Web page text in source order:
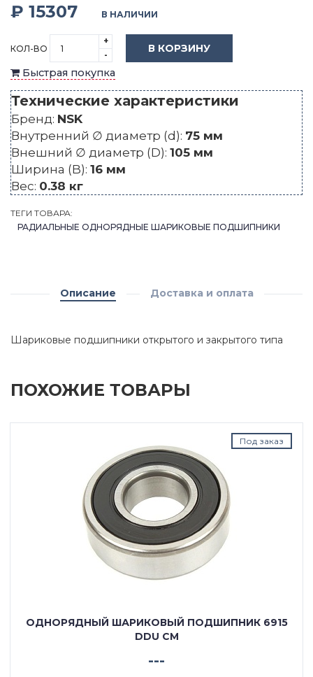
₽ 15307 В НАЛИЧИИ
КОЛ-ВО
+
-
В КОРЗИНУ
Быстрая покупка
Технические характеристики
Бренд: NSK
Внутренний ∅ диаметр (d): 75 мм
Внешний ∅ диаметр (D): 105 мм
Ширина (B): 16 мм
Вес: 0.38 кг
ТЕГИ ТОВАРА:
РАДИАЛЬНЫЕ ОДНОРЯДНЫЕ ШАРИКОВЫЕ ПОДШИПНИКИ
Описание Доставка и оплата
Шариковые подшипники открытого и закрытого типа
ПОХОЖИЕ ТОВАРЫ
Под заказ
ОДНОРЯДНЫЙ ШАРИКОВЫЙ ПОДШИПНИК 6915
DDU CM
---